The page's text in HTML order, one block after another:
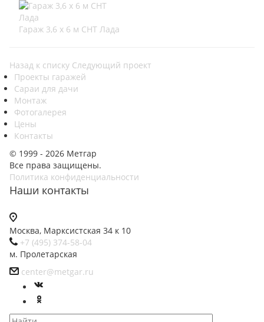
Гараж 3,6 х 6 м СНТ Лада
Назад к списку Следующий проект
Проекты гаражей
Сараи для дачи
Монтаж
Фотогалерея
Цены
Контакты
© 1999 - 2026 Метгар
Все права защищены.
Политика конфиденциальности
Наши контакты
Москва, Марксистская 34 к 10
+7 (495) 374-58-04
м. Пролетарская
center@metgar.ru